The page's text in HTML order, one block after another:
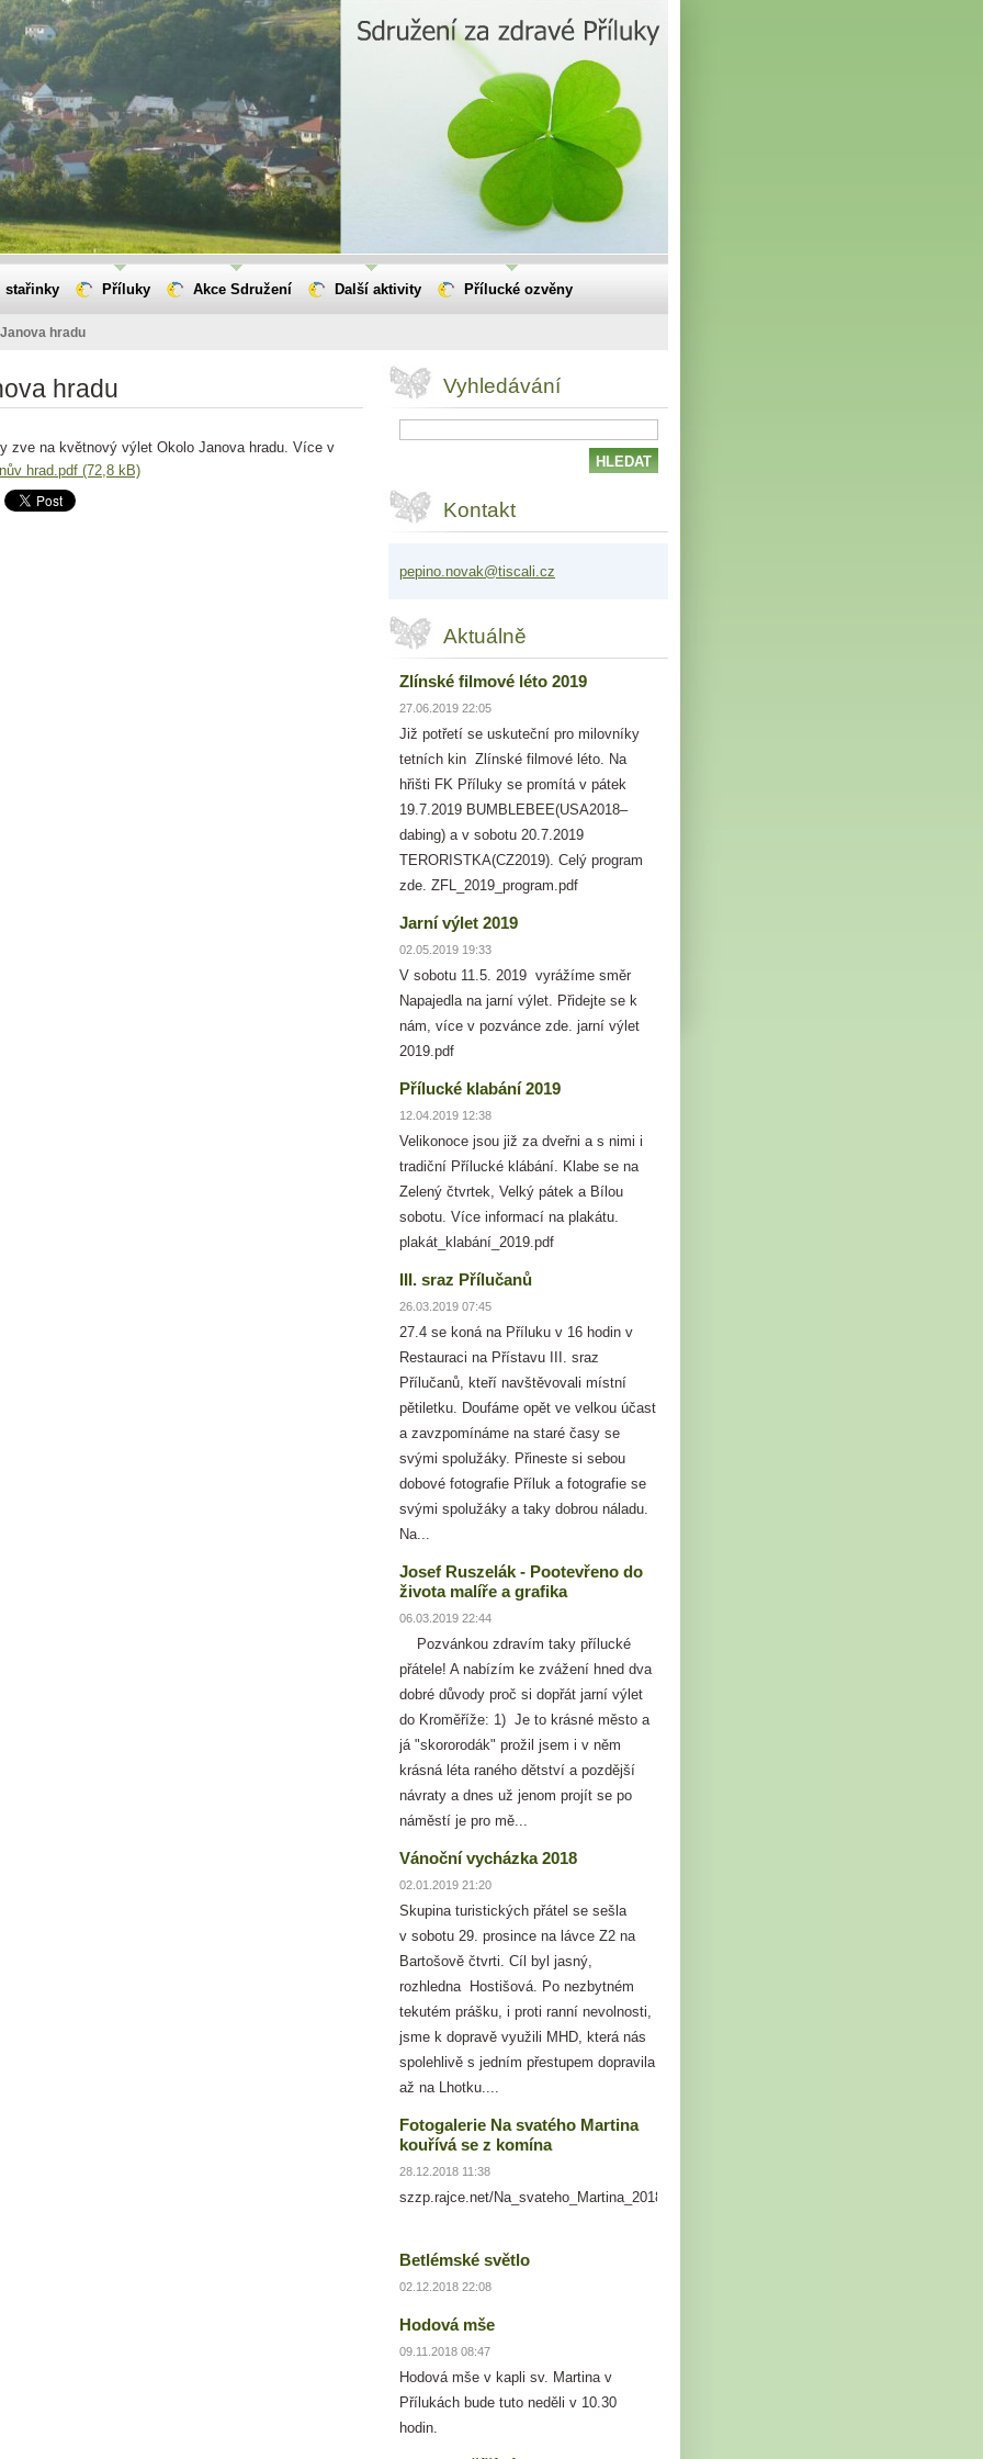
hradu
hradu
zve na květnový výlet Okolo Janova hradu. Více v
hrad.pdf (72,8 kB)
Vyhledávání
Kontakt
pepino.novak@tiscali.cz
Aktuálně
Zlínské filmové léto 2019
27.06.2019 22:05
Již potřetí se uskuteční pro milovníky
tetních kin Zlínské filmové léto. Na
hřišti FK Příluky se promítá v pátek
19.7.2019 BUMBLEBEE(USA2018–
dabing) a v sobotu 20.7.2019
TERORISTKA(CZ2019). Celý program
zde. ZFL_2019_program.pdf
Jarní výlet 2019
02.05.2019 19:33
V sobotu 11.5. 2019 vyrážíme směr
Napajedla na jarní výlet. Přidejte se k
nám, více v pozvánce zde. jarní výlet
2019.pdf
Přílucké klabání 2019
12.04.2019 12:38
Velikonoce jsou již za dveřni a s nimi i
tradiční Přílucké klábání. Klabe se na
Zelený čtvrtek, Velký pátek a Bílou
sobotu. Více informací na plakátu.
plakát_klabání_2019.pdf
III. sraz Přílučanů
26.03.2019 07:45
27.4 se koná na Příluku v 16 hodin v
Restauraci na Přístavu III. sraz
Přílučanů, kteří navštěvovali místní
pětiletku. Doufáme opět ve velkou účast
a zavzpomínáme na staré časy se
svými spolužáky. Přineste si sebou
dobové fotografie Příluk a fotografie se
svými spolužáky a taky dobrou náladu.
Na...
Josef Ruszelák - Pootevřeno do
života malíře a grafika
06.03.2019 22:44
Pozvánkou zdravím taky přílucké
přátele! A nabízím ke zvážení hned dva
dobré důvody proč si dopřát jarní výlet
do Kroměříže: 1) Je to krásné město a
já "skororodák" prožil jsem i v něm
krásná léta raného dětství a pozdější
návraty a dnes už jenom projít se po
náměstí je pro mě...
Vánoční vycházka 2018
02.01.2019 21:20
Skupina turistických přátel se sešla
v sobotu 29. prosince na lávce Z2 na
Bartošově čtvrti. Cíl byl jasný,
rozhledna Hostišová. Po nezbytném
tekutém prášku, i proti ranní nevolnosti,
jsme k dopravě využili MHD, která nás
spolehlivě s jedním přestupem dopravila
až na Lhotku....
Fotogalerie Na svatého Martina
kouřívá se z komína
28.12.2018 11:38
szzp.rajce.net/Na_svateho_Martina_2018
Betlémské světlo
02.12.2018 22:08
Hodová mše
09.11.2018 08:47
Hodová mše v kapli sv. Martina v
Přílukách bude tuto neděli v 10.30
hodin.
stařinky Příluky Akce Sdružení Další aktivity Přílucké ozvěny